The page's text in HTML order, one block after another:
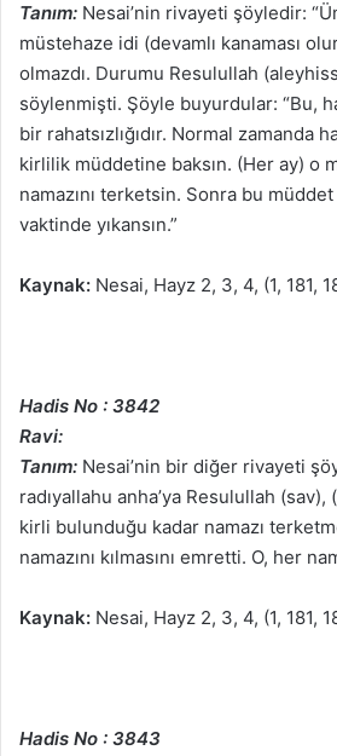
Tanım: Nesai’nin rivayeti şöyledir:
müstehaze idi (devamlı kanaması
olmazdı. Durumu Resulullah
söylenmişti. Şöyle buyurdular: “Bu,
bir rahatsızlığıdır. Normal zamanda
kirlilik müddetine baksın. (Her ay) o
namazını terketsin. Sonra bu müddet
vaktinde yıkansın.”
Kaynak: Nesai, Hayz 2, 3, 4, (1, 181,
Hadis No : 3842
Ravi:
Tanım: Nesai’nin bir diğer rivayeti
radıyallahu anha’ya Resulullah (sav),
kirli bulunduğu kadar namazı
namazını kılmasını emretti. O, her
Kaynak: Nesai, Hayz 2, 3, 4, (1, 181,
Hadis No : 3843